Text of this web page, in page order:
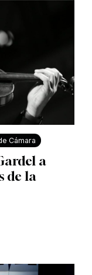
Cámara
a
de la